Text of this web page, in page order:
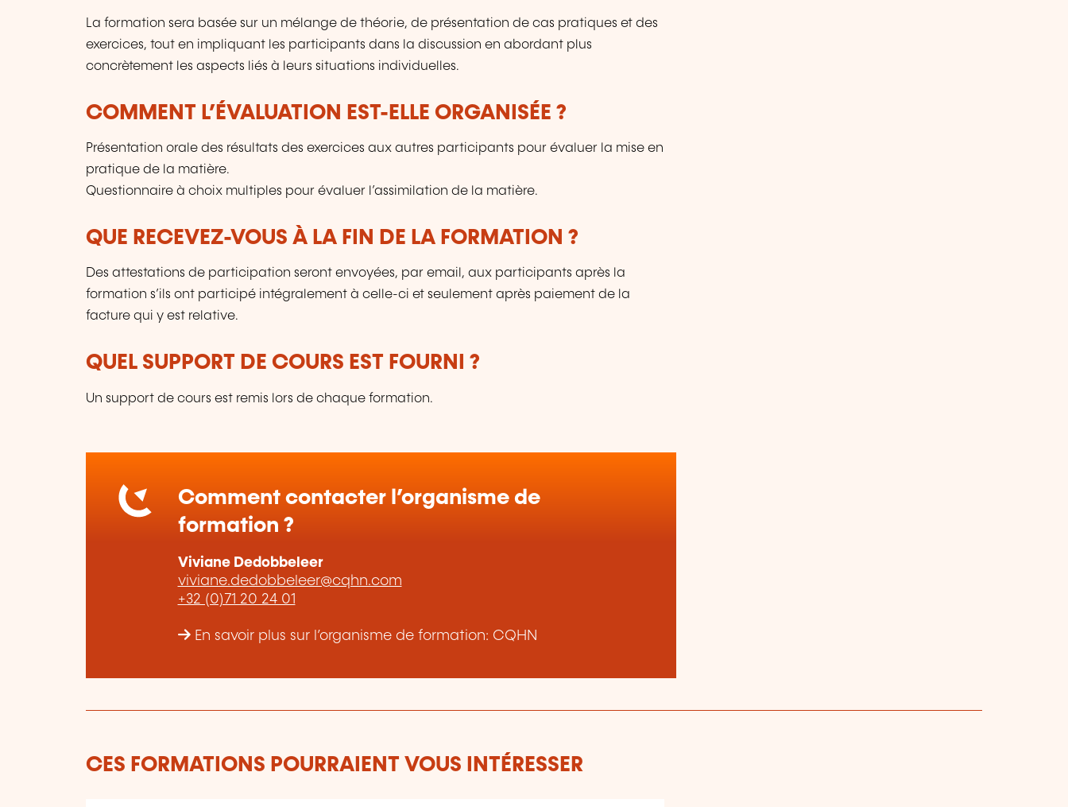
La formation sera basée sur un mélange de théorie, de présentation de cas pratiques et des
exercices, tout en impliquant les participants dans la discussion en abordant plus
concrètement les aspects liés à leurs situations individuelles.
COMMENT L’ÉVALUATION EST-ELLE ORGANISÉE ?
Présentation orale des résultats des exercices aux autres participants pour évaluer la mise en
pratique de la matière.
Questionnaire à choix multiples pour évaluer l’assimilation de la matière.
QUE RECEVEZ-VOUS À LA FIN DE LA FORMATION ?
Des attestations de participation seront envoyées, par email, aux participants après la
formation s’ils ont participé intégralement à celle-ci et seulement après paiement de la
facture qui y est relative.
QUEL SUPPORT DE COURS EST FOURNI ?
Un support de cours est remis lors de chaque formation.
Comment contacter l’organisme de
formation ?
Viviane Dedobbeleer
viviane.dedobbeleer@cqhn.com
+32 (0)71 20 24 01
En savoir plus sur l’organisme de formation: CQHN
CES FORMATIONS POURRAIENT VOUS INTÉRESSER